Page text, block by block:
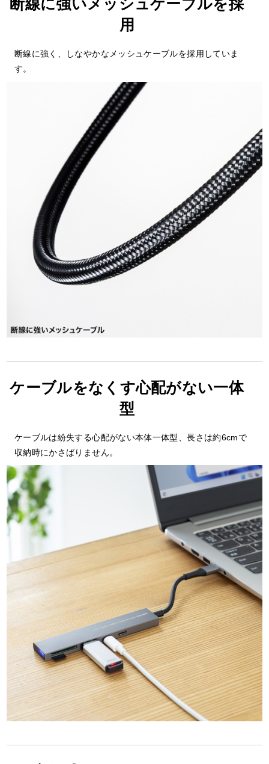
断線に強いメッシュケーブルを採
用
断線に強く、しなやかなメッシュケーブルを採用していま
す。
ケーブルをなくす心配がない一体
型
ケーブルは紛失する心配がない本体一体型、長さは約6cmで
収納時にかさばりません。